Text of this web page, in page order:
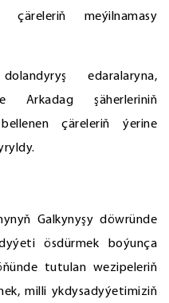
meýilnamasy
edaralaryna,
Arkadag şäherleriniň
çäreleriň ýerine
Galkynyşy döwründe
ösdürmek boýunça
tutulan wezipeleriň
milli ykdysadyýetimiziň